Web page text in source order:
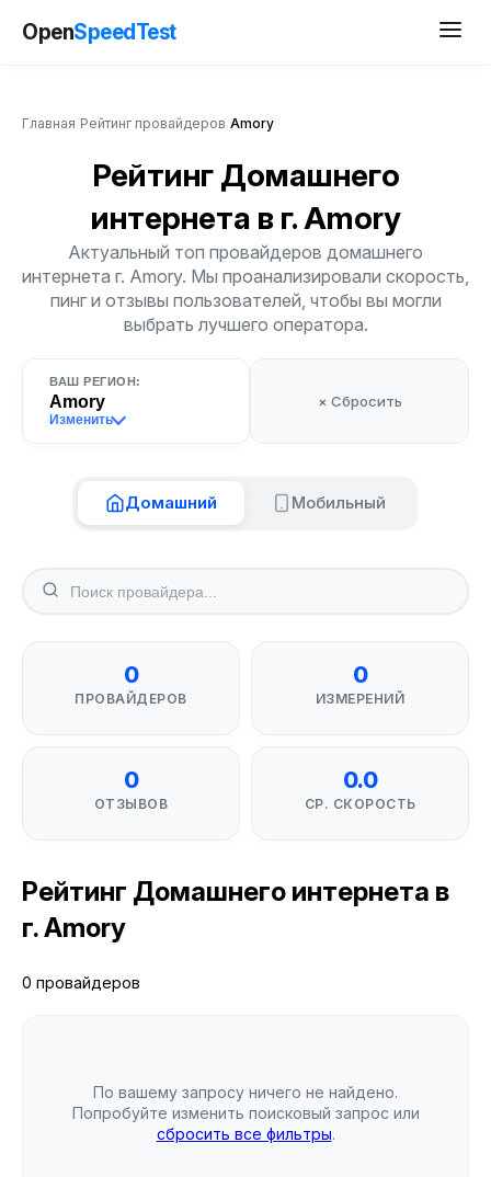
OpenSpeedTest
Главная Рейтинг провайдеров Amory
Рейтинг Домашнего
интернета в г. Amory
Актуальный топ провайдеров домашнего
интернета г. Amory. Мы проанализировали скорость,
пинг и отзывы пользователей, чтобы вы могли
выбрать лучшего оператора.
ВАШ РЕГИОН:
Amory
Изменить
× Сбросить
Домашний Мобильный
0
ПРОВАЙДЕРОВ
0
ИЗМЕРЕНИЙ
0
ОТЗЫВОВ
0.0
СР. СКОРОСТЬ
Рейтинг Домашнего интернета в
г. Amory
0 провайдеров
По вашему запросу ничего не найдено.
Попробуйте изменить поисковый запрос или
сбросить все фильтры.